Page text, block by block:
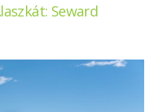
Seward